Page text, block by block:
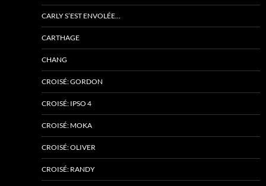
CARLY S’EST ENVOLÉE…
CARTHAGE
CHANG
CROISÉ: GORDON
CROISÉ: IPSO 4
CROISÉ: MOKA
CROISÉ: OLIVER
CROISÉ: RANDY